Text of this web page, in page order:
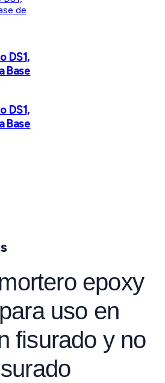
DS1,
Base
DS1,
Base
epoxy
uso en
fisurado y no